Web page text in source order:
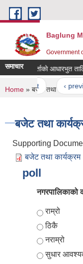
Skip to main content
Baglung
Government
समाचार आधारभुत तालिम
‹
You are
Home » बजेट तथा
बजेट तथा
Supporting
बजेट तथा
poll
नगरपालिकाको
Choices
राम्रो
ठिकै
नराम्रो
सुधार